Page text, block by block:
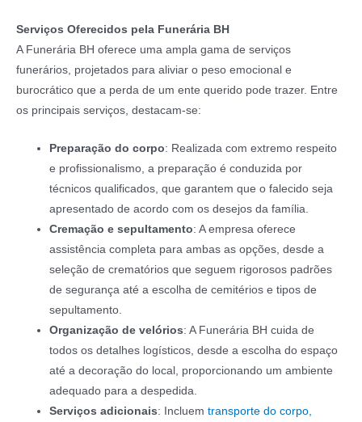
Serviços Oferecidos pela Funerária BH
A Funerária BH oferece uma ampla gama de serviços
funerários, projetados para aliviar o peso emocional e
burocrático que a perda de um ente querido pode trazer. Entre
os principais serviços, destacam-se:
Preparação do corpo: Realizada com extremo respeito
e profissionalismo, a preparação é conduzida por
técnicos qualificados, que garantem que o falecido seja
apresentado de acordo com os desejos da família.
Cremação e sepultamento: A empresa oferece
assistência completa para ambas as opções, desde a
seleção de crematórios que seguem rigorosos padrões
de segurança até a escolha de cemitérios e tipos de
sepultamento.
Organização de velórios: A Funerária BH cuida de
todos os detalhes logísticos, desde a escolha do espaço
até a decoração do local, proporcionando um ambiente
adequado para a despedida.
Serviços adicionais: Incluemtransporte do corpo,